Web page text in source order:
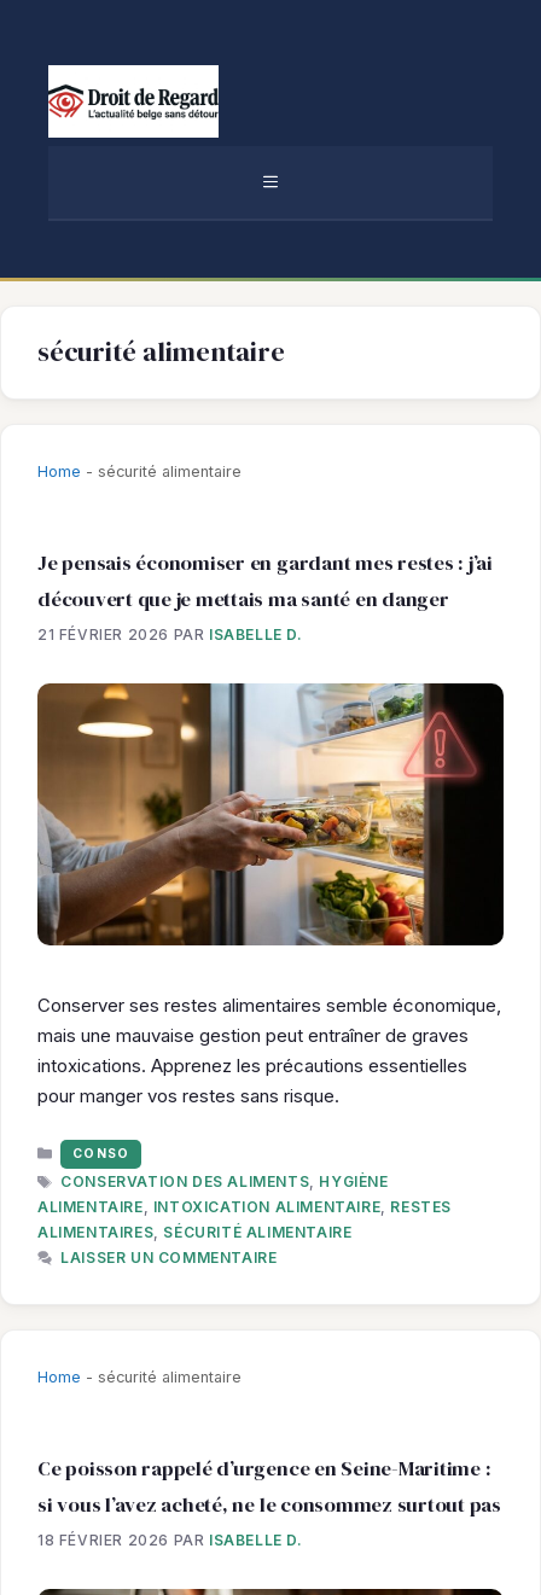
MENU
sécurité alimentaire
Home - sécurité alimentaire
Je pensais économiser en gardant mes restes : j’ai
découvert que je mettais ma santé en danger
21 FÉVRIER 2026 PAR ISABELLE D.
Conserver ses restes alimentaires semble économique,
mais une mauvaise gestion peut entraîner de graves
intoxications. Apprenez les précautions essentielles
pour manger vos restes sans risque.
CATÉGORIES
CONSO
ÉTIQUETTES
CONSERVATION DES ALIMENTS, HYGIÈNE
ALIMENTAIRE, INTOXICATION ALIMENTAIRE, RESTES
ALIMENTAIRES, SÉCURITÉ ALIMENTAIRE
LAISSER UN COMMENTAIRE
Home - sécurité alimentaire
Ce poisson rappelé d’urgence en Seine-Maritime :
si vous l’avez acheté, ne le consommez surtout pas
18 FÉVRIER 2026 PAR ISABELLE D.